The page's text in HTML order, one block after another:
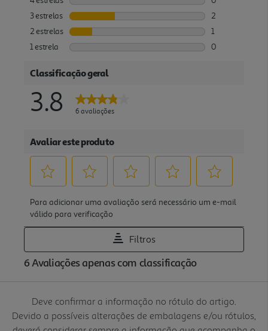
Deve confirmar a informação no rótulo do artigo.
Devido a possíveis alterações de embalagens e/ou rótulos,